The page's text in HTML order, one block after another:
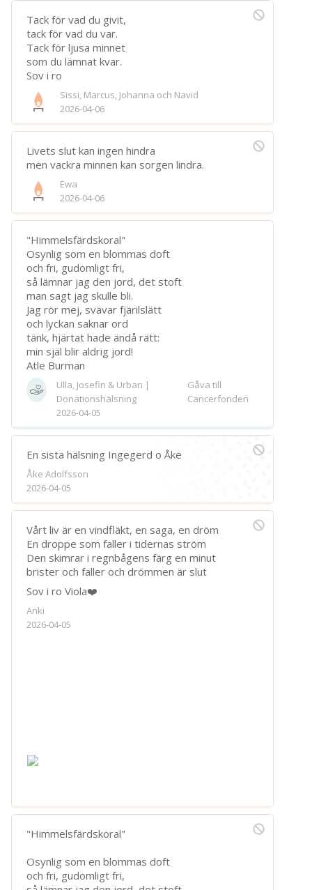
Tack för vad du givit,
tack för vad du var.
Tack för ljusa minnet
som du lämnat kvar.
Sov i ro
Sissi, Marcus, Johanna och Navid
2026-04-06
Livets slut kan ingen hindra
men vackra minnen kan sorgen lindra.
Ewa
2026-04-06
"Himmelsfärdskoral"
Osynlig som en blommas doft
och fri, gudomligt fri,
så lämnar jag den jord, det stoft
man sagt jag skulle bli.
Jag rör mej, svävar fjärilslätt
och lyckan saknar ord
tänk, hjärtat hade ändå rätt:
min själ blir aldrig jord!
Atle Burman
Ulla, Josefin & Urban |
Donationshälsning
2026-04-05
Gåva till
Cancerfonden
En sista hälsning Ingegerd o Åke
Åke Adolfsson
2026-04-05
Vårt liv är en vindfläkt, en saga, en dröm
En droppe som faller i tidernas ström
Den skimrar i regnbågens färg en minut
brister och faller och drömmen är slut
Sov i ro Viola❤️
Anki
2026-04-05
"Himmelsfärdskoral"
Osynlig som en blommas doft
och fri, gudomligt fri,